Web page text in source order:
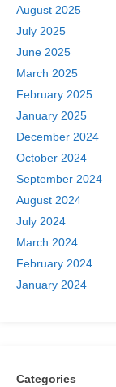
August 2025
July 2025
June 2025
March 2025
February 2025
January 2025
December 2024
October 2024
September 2024
August 2024
July 2024
March 2024
February 2024
January 2024
Categories